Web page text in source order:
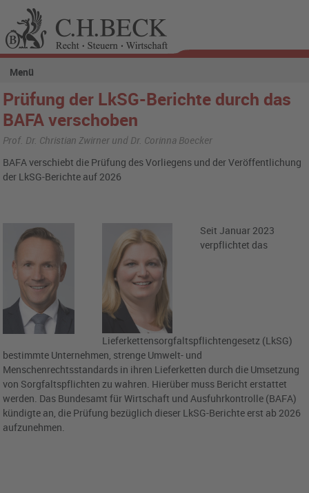
Menü
Prüfung der LkSG-Berichte durch das
BAFA verschoben
Prof. Dr. Christian Zwirner und Dr. Corinna Boecker
BAFA verschiebt die Prüfung des Vorliegens und der Veröffentlichung
der LkSG-Berichte auf 2026
Seit Januar 2023
verpflichtet das
Lieferkettensorgfaltspflichtengesetz (LkSG)
bestimmte Unternehmen, strenge Umwelt- und
Menschenrechtsstandards in ihren Lieferketten durch die Umsetzung
von Sorgfaltspflichten zu wahren. Hierüber muss Bericht erstattet
werden. Das Bundesamt für Wirtschaft und Ausfuhrkontrolle (BAFA)
kündigte an, die Prüfung bezüglich dieser LkSG-Berichte erst ab 2026
aufzunehmen.